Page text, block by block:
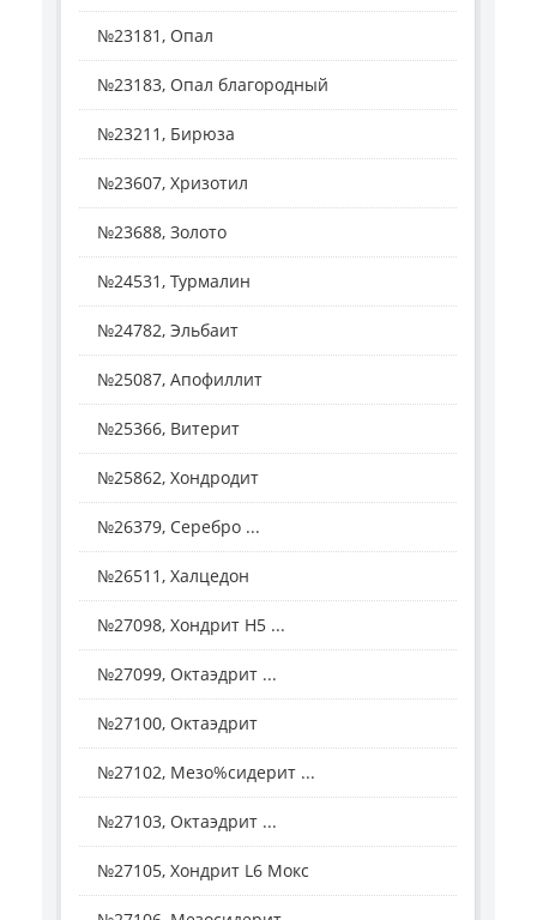
№23181, Опал
№23183, Опал благородный
№23211, Бирюза
№23607, Хризотил
№23688, Золото
№24531, Турмалин
№24782, Эльбаит
№25087, Апофиллит
№25366, Витерит
№25862, Хондродит
№26379, Серебро ...
№26511, Халцедон
№27098, Хондрит H5 ...
№27099, Октаэдрит ...
№27100, Октаэдрит
№27102, Мезо%сидерит ...
№27103, Октаэдрит ...
№27105, Хондрит L6 Мокс